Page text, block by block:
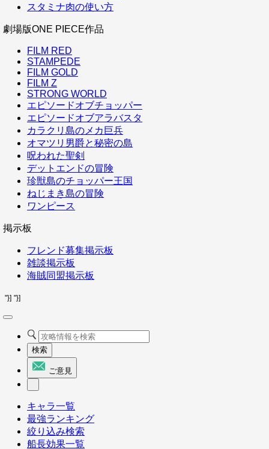
スタミナ肉の使い方
劇場版ONE PIECE作品
FILM RED
STAMPEDE
FILM GOLD
FILM Z
STRONG WORLD
エピソードオブチョッパー
エピソードオブアラバスタ
カラクリ島のメカ巨兵
オマツリ男爵と秘密の島
呪われた聖剣
デットエンドの冒険
珍獣島のチョッパー王国
ねじまき島の冒険
ワンピース
掲示板
フレンド募集掲示板
雑談掲示板
海賊同盟掲示板
"}] "}]
検索
ご意見
キャラ一覧
最強ランキング
絞り込み検索
船長効果一覧